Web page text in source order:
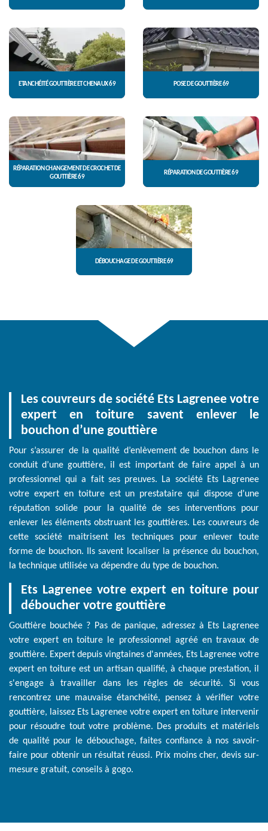
ETANCHÉITÉ GOUTTIÈRE ET CHENAUX 69 POSE DE GOUTTIÈRE 69
RÉPARATION CHANGEMENT DE CROCHET DE
GOUTTIÈRE 69
RÉPARATION DE GOUTTIÈRE 69
DÉBOUCHAGE DE GOUTTIÈRE 69
Les couvreurs de société Ets Lagrenee votre
expert en toiture savent enlever le
bouchon d’une gouttière
Pour s’assurer de la qualité d’enlèvement de bouchon dans le
conduit d’une gouttière, il est important de faire appel à un
professionnel qui a fait ses preuves. La société Ets Lagrenee
votre expert en toiture est un prestataire qui dispose d’une
réputation solide pour la qualité de ses interventions pour
enlever les éléments obstruant les gouttières. Les couvreurs de
cette société maitrisent les techniques pour enlever toute
forme de bouchon. Ils savent localiser la présence du bouchon,
la technique utilisée va dépendre du type de bouchon.
Ets Lagrenee votre expert en toiture pour
déboucher votre gouttière
Gouttière bouchée ? Pas de panique, adressez à Ets Lagrenee
votre expert en toiture le professionnel agréé en travaux de
gouttière. Expert depuis vingtaines d'années, Ets Lagrenee votre
expert en toiture est un artisan qualifié, à chaque prestation, il
s'engage à travailler dans les règles de sécurité. Si vous
rencontrez une mauvaise étanchéité, pensez à vérifier votre
gouttière, laissez Ets Lagrenee votre expert en toiture intervenir
pour résoudre tout votre problème. Des produits et matériels
de qualité pour le débouchage, faites confiance à nos savoir-
faire pour obtenir un résultat réussi. Prix moins cher, devis sur-
mesure gratuit, conseils à gogo.